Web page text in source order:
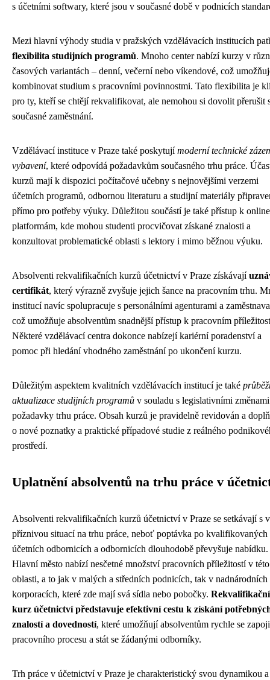
s účetními softwary, které jsou v současné době v podnicích
Mezi hlavní výhody studia v pražských vzdělávacích institucích
flexibilita studijních programů. Mnoho center nabízí kurzy v
časových variantách – denní, večerní nebo víkendové, což
kombinovat studium s pracovními povinnostmi. Tato flexibilita je
pro ty, kteří se chtějí rekvalifikovat, ale nemohou si dovolit přerušit
současné zaměstnání.
Vzdělávací instituce v Praze také poskytujímoderní technické
vybavení, které odpovídá požadavkům současného trhu práce.
kurzů mají k dispozici počítačové učebny s nejnovějšími verzemi
účetních programů, odbornou literaturu a studijní materiály
přímo pro potřeby výuky. Důležitou součástí je také přístup k online
platformám, kde mohou studenti procvičovat získané znalosti a
konzultovat problematické oblasti s lektory i mimo běžnou výuku.
Absolventi rekvalifikačních kurzů účetnictví v Praze získávají
certifikát, který výrazně zvyšuje jejich šance na pracovním trhu.
institucí navíc spolupracuje s personálními agenturami a
což umožňuje absolventům snadnější přístup k pracovním
Některé vzdělávací centra dokonce nabízejí kariérní poradenství a
pomoc při hledání vhodného zaměstnání po ukončení kurzu.
Důležitým aspektem kvalitních vzdělávacích institucí je také
aktualizace studijních programů v souladu s legislativními
požadavky trhu práce. Obsah kurzů je pravidelně revidován a
o nové poznatky a praktické případové studie z reálného
prostředí.
Uplatnění absolventů na trhu práce v
Absolventi rekvalifikačních kurzů účetnictví v Praze se setkávají s
příznivou situací na trhu práce, neboť poptávka po kvalifikovaných
účetních odbornicích a odbornicích dlouhodobě převyšuje nabídku.
Hlavní město nabízí nesčetné množství pracovních příležitostí v této
oblasti, a to jak v malých a středních podnicích, tak v nadnárodních
korporacích, které zde mají svá sídla nebo pobočky. Rekvalifikační
kurz účetnictví představuje efektivní cestu k získání
znalostí a dovedností, které umožňují absolventům rychle se
pracovního procesu a stát se žádanými odborníky.
Trh práce v účetnictví v Praze je charakteristický svou dynamikou a